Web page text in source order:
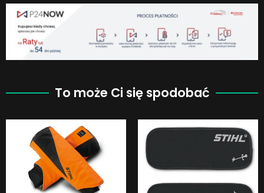
To może Ci się spodobać